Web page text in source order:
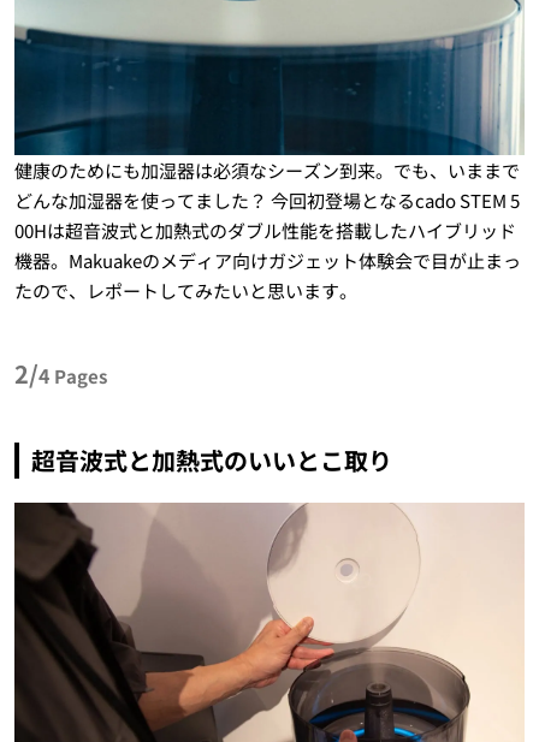
健康のためにも加湿器は必須なシーズン到来。でも、いままで
どんな加湿器を使ってました？ 今回初登場となるcado STEM 5
00Hは超音波式と加熱式のダブル性能を搭載したハイブリッド
機器。Makuakeのメディア向けガジェット体験会で目が止まっ
たので、レポートしてみたいと思います。
2/4 Pages
超音波式と加熱式のいいとこ取り